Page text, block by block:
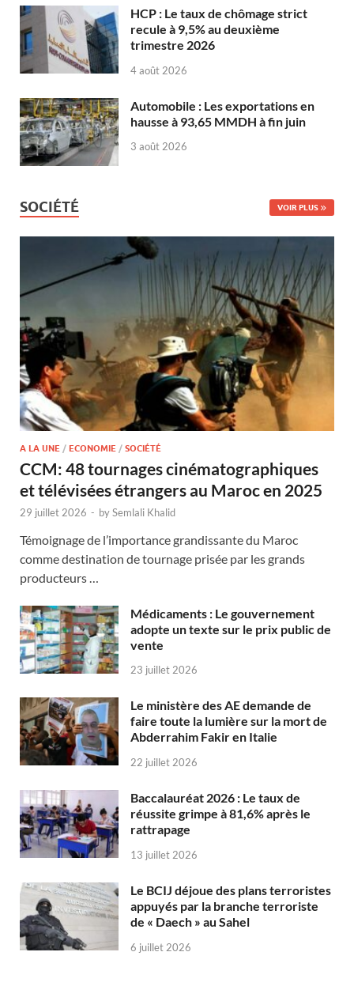
HCP : Le taux de chômage strict
recule à 9,5% au deuxième
trimestre 2026
4 août 2026
Automobile : Les exportations en
hausse à 93,65 MMDH à fin juin
3 août 2026
SOCIÉTÉ VOIR PLUS
A LA UNE / ECONOMIE / SOCIÉTÉ
CCM: 48 tournages cinématographiques
et télévisées étrangers au Maroc en 2025
29 juillet 2026 - bySemlali Khalid
Témoignage de l’importance grandissante du Maroc
comme destination de tournage prisée par les grands
producteurs …
Médicaments : Le gouvernement
adopte un texte sur le prix public de
vente
23 juillet 2026
Le ministère des AE demande de
faire toute la lumière sur la mort de
Abderrahim Fakir en Italie
22 juillet 2026
Baccalauréat 2026 : Le taux de
réussite grimpe à 81,6% après le
rattrapage
13 juillet 2026
Le BCIJ déjoue des plans terroristes
appuyés par la branche terroriste
de « Daech » au Sahel
6 juillet 2026